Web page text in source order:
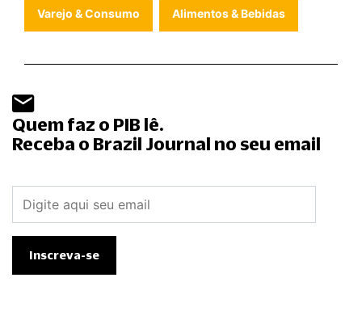
Varejo & Consumo Alimentos & Bebidas
Quem faz o PIB lê.
Receba o Brazil Journal no seu email